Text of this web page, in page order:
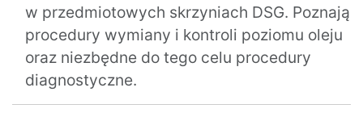
w przedmiotowych skrzyniach DSG. Poznają
procedury wymiany i kontroli poziomu oleju
oraz niezbędne do tego celu procedury
diagnostyczne.